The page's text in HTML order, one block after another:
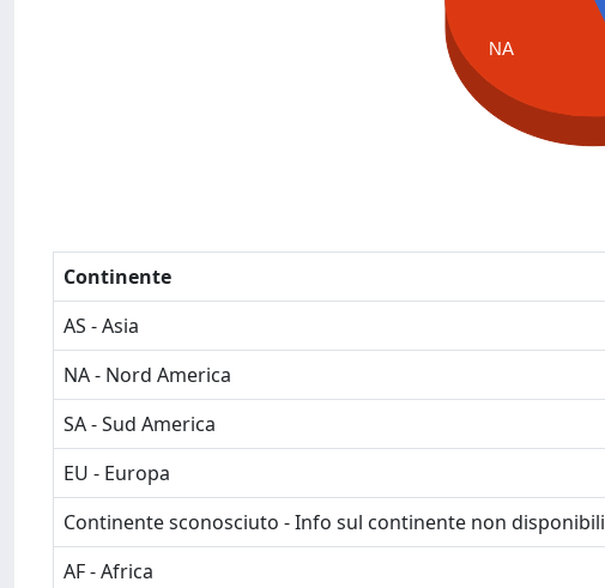
NA
Continente
AS - Asia
NA - Nord America
SA - Sud America
EU - Europa
Continente sconosciuto - Info sul continente non disponibili
AF - Africa